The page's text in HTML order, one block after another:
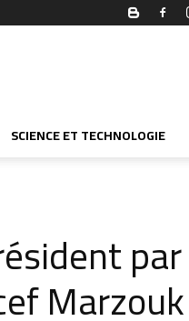
SCIENCE ET TECHNOLOGIE
Marzouk